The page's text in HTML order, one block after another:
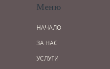
Меню
НАЧАЛО
ЗА НАС
УСЛУГИ